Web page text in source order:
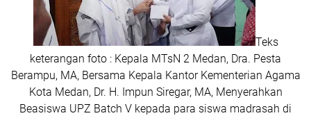
Teks
keterangan foto : Kepala MTsN 2 Medan, Dra. Pesta
Berampu, MA, Bersama Kepala Kantor Kementerian Agama
Kota Medan, Dr. H. Impun Siregar, MA, Menyerahkan
Beasiswa UPZ Batch V kepada para siswa madrasah di